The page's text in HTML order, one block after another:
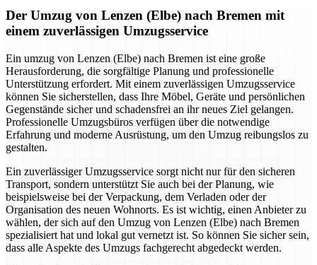
Der Umzug von Lenzen (Elbe) nach Bremen mit
einem zuverlässigen Umzugsservice
Ein umzug von Lenzen (Elbe) nach Bremen ist eine große
Herausforderung, die sorgfältige Planung und professionelle
Unterstützung erfordert. Mit einem zuverlässigen Umzugsservice
können Sie sicherstellen, dass Ihre Möbel, Geräte und persönlichen
Gegenstände sicher und schadensfrei an ihr neues Ziel gelangen.
Professionelle Umzugsbüros verfügen über die notwendige
Erfahrung und moderne Ausrüstung, um den Umzug reibungslos zu
gestalten.
Ein zuverlässiger Umzugsservice sorgt nicht nur für den sicheren
Transport, sondern unterstützt Sie auch bei der Planung, wie
beispielsweise bei der Verpackung, dem Verladen oder der
Organisation des neuen Wohnorts. Es ist wichtig, einen Anbieter zu
wählen, der sich auf den Umzug von Lenzen (Elbe) nach Bremen
spezialisiert hat und lokal gut vernetzt ist. So können Sie sicher sein,
dass alle Aspekte des Umzugs fachgerecht abgedeckt werden.